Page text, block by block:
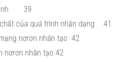
39
của quá trình nhận dạng
41
nơron nhân tạo 42
nơron nhân tạo 42